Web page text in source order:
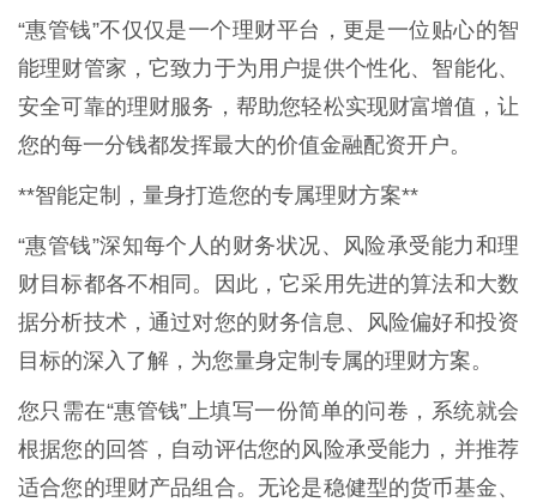
“惠管钱”不仅仅是一个理财平台，更是一位贴心的智
能理财管家，它致力于为用户提供个性化、智能化、
安全可靠的理财服务，帮助您轻松实现财富增值，让
您的每一分钱都发挥最大的价值金融配资开户。
**智能定制，量身打造您的专属理财方案**
“惠管钱”深知每个人的财务状况、风险承受能力和理
财目标都各不相同。因此，它采用先进的算法和大数
据分析技术，通过对您的财务信息、风险偏好和投资
目标的深入了解，为您量身定制专属的理财方案。
您只需在“惠管钱”上填写一份简单的问卷，系统就会
根据您的回答，自动评估您的风险承受能力，并推荐
适合您的理财产品组合。无论是稳健型的货币基金、